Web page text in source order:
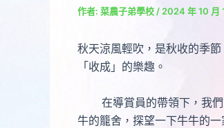
作者: 菜農子弟學校 / 2024 年 10 月
秋天涼風輕吹，是秋收的季
「收成」的樂趣。
在導賞員的帶領下，我們
牛的籠舍，探望一下牛牛的